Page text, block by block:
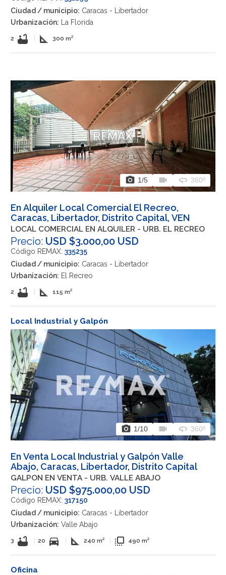
Ciudad / municipio: Caracas - Libertador
Urbanización: La Florida
2 bathtub square_foot 300 m²
photo_camera 1/5 videocam 360 360º
En Alquiler Local Comercial El Recreo,
Caracas, Libertador, Distrito Capital, VEN
LOCAL COMERCIAL EN ALQUILER - URB. EL RECREO
Precio: USD $3.000,00 USD
Código REMAX: 335235
Ciudad / municipio: Caracas - Libertador
Urbanización: El Recreo
2 bathtub square_foot 115 m²
Local Industrial y Galpón
photo_camera 1/10 videocam 360 360º
En Venta Local Industrial y Galpón Valle
Abajo, Caracas, Libertador, Distrito Capital
GALPON EN VENTA - URB. VALLE ABAJO
Precio: USD $975.000,00 USD
Código REMAX: 317150
Ciudad / municipio: Caracas - Libertador
Urbanización: Valle Abajo
3 bathtub 20 directions_car square_foot 240 m² flip_to_front 490 m²
Oficina